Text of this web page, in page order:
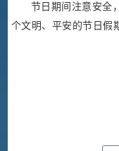
节日期间注意安全
个文明、平安的节日假